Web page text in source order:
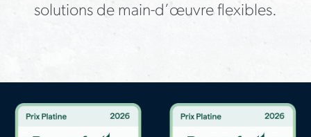
solutions de main-d’œuvre flexibles.